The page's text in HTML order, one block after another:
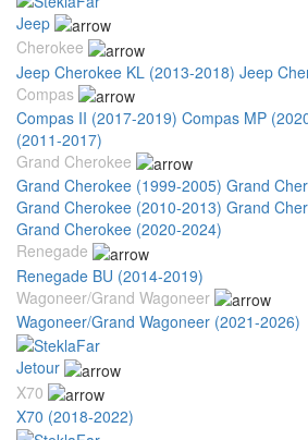
Jeep
Cherokee
Jeep Cherokee KL (2013-2018) Jeep
Compas
Compas II (2017-2019) Compas MP
(2011-2017)
Grand Cherokee
Grand Cherokee (1999-2005) Grand
Grand Cherokee (2010-2013) Grand
Grand Cherokee (2020-2024)
Renegade
Renegade BU (2014-2019)
Wagoneer/Grand Wagoneer
Wagoneer/Grand Wagoneer (2021-2026)
Jetour
X70
X70 (2018-2022)